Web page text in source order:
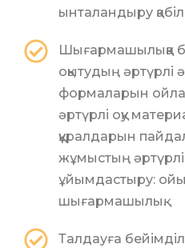
ынталандыру
Шығармашылыққа
оқытудың әртүрлі
формаларын
әртүрлі оқу
құралдарын
жұмыстың әртүрлі
ұйымдастыру:
шығармашылық.
Талдауға